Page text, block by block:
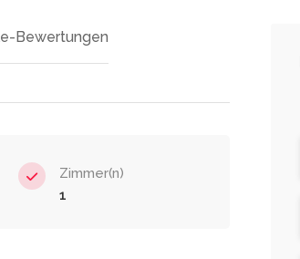
Bewertungen
Zimmer(n)
1